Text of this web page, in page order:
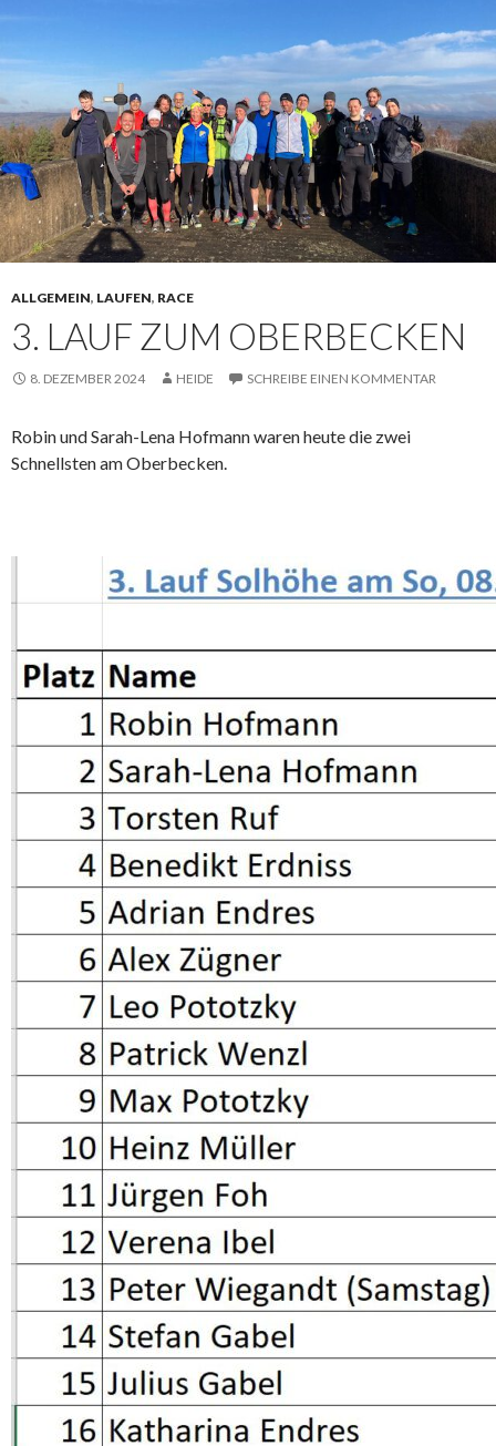
ALLGEMEIN, LAUFEN, RACE
3. LAUF ZUM OBERBECKEN
8. DEZEMBER 2024 HEIDE SCHREIBE EINEN KOMMENTAR
Robin und Sarah-Lena Hofmann waren heute die zwei
Schnellsten am Oberbecken.